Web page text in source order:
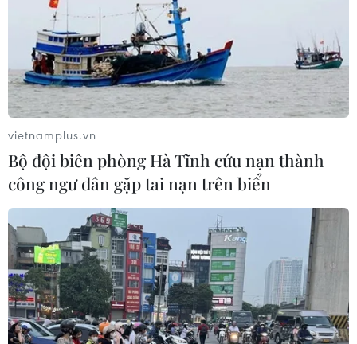
vietnamplus.vn
Bộ đội biên phòng Hà Tĩnh cứu nạn thành
công ngư dân gặp tai nạn trên biển